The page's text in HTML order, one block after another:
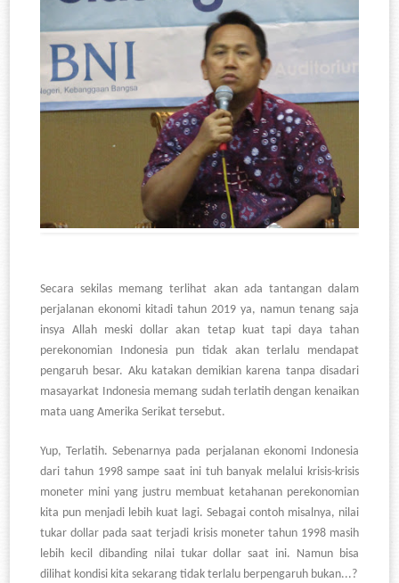
Secara sekilas memang terlihat akan ada tantangan dalam
perjalanan ekonomi kitadi tahun 2019 ya, namun tenang saja
insya Allah meski dollar akan tetap kuat tapi daya tahan
perekonomian Indonesia pun tidak akan terlalu mendapat
pengaruh besar. Aku katakan demikian karena tanpa disadari
masayarkat Indonesia memang sudah terlatih dengan kenaikan
mata uang Amerika Serikat tersebut.
Yup, Terlatih. Sebenarnya pada perjalanan ekonomi Indonesia
dari tahun 1998 sampe saat ini tuh banyak melalui krisis-krisis
moneter mini yang justru membuat ketahanan perekonomian
kita pun menjadi lebih kuat lagi. Sebagai contoh misalnya, nilai
tukar dollar pada saat terjadi krisis moneter tahun 1998 masih
lebih kecil dibanding nilai tukar dollar saat ini. Namun bisa
dilihat kondisi kita sekarang tidak terlalu berpengaruh bukan...?